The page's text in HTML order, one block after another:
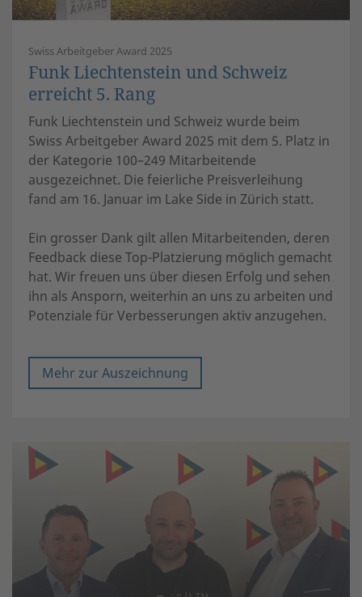
Swiss Arbeitgeber Award 2025
Funk Liechtenstein und Schweiz
erreicht 5. Rang
Funk Liechtenstein und Schweiz wurde beim
Swiss Arbeitgeber Award 2025 mit dem 5. Platz in
der Kategorie 100–249 Mitarbeitende
ausgezeichnet. Die feierliche Preisverleihung
fand am 16. Januar im Lake Side in Zürich statt.
Ein grosser Dank gilt allen Mitarbeitenden, deren
Feedback diese Top-Platzierung möglich gemacht
hat. Wir freuen uns über diesen Erfolg und sehen
ihn als Ansporn, weiterhin an uns zu arbeiten und
Potenziale für Verbesserungen aktiv anzugehen.
Mehr zur Auszeichnung